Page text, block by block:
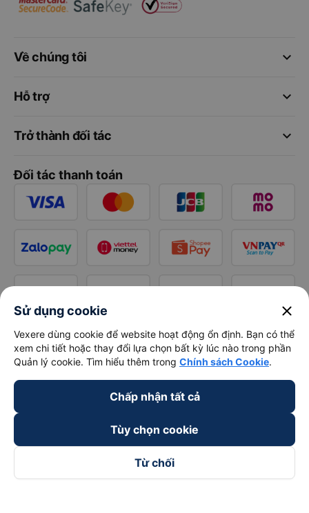
keyboard_arrow_down
Về chúng tôi
keyboard_arrow_down
Hỗ trợ
keyboard_arrow_down
Trở thành đối tác
Đối tác thanh toán
Sử dụng cookie close
Vexere dùng cookie để website hoạt động ổn định. Bạn có thể
xem chi tiết hoặc thay đổi lựa chọn bất kỳ lúc nào trong phần
Quản lý cookie. Tìm hiểu thêm trong Chính sách Cookie.
Chấp nhận tất cả
Tùy chọn cookie
Từ chối